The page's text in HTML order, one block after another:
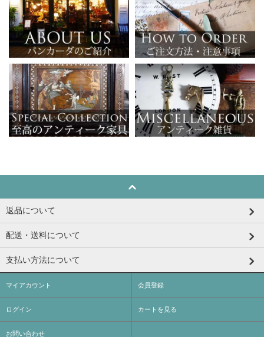
返品について
配送・送料について
支払い方法について
マイアカウント 会員登録
ログイン カートを見る
お問い合わせ